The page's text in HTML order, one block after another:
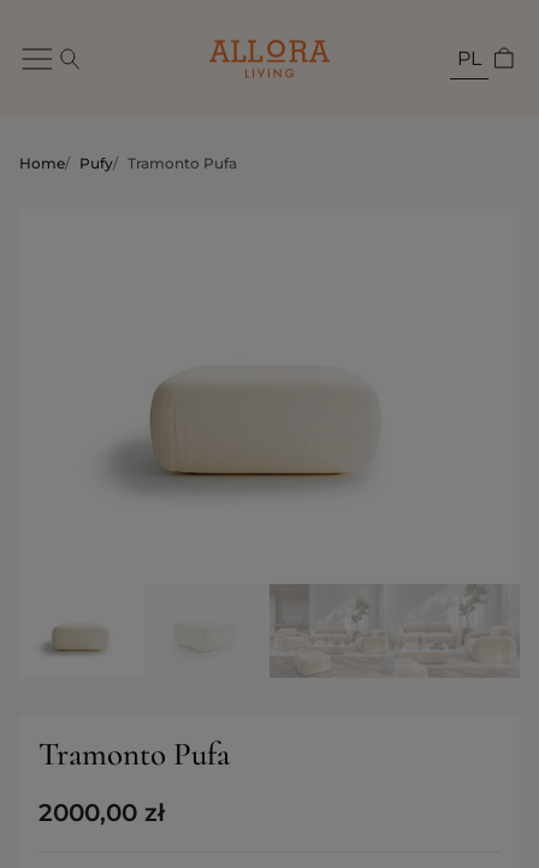
PL
Home/ Pufy/ Tramonto Pufa
Tramonto Pufa
2000,00 zł